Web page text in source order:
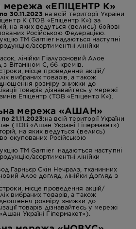
мережа «ЕПІЦЕНТР К»
30.11.2023 на всій території України
К (ТОВ «Епіцентр К») за
на яких ведуться (велись) бойові
Російською Федерацією.
ТМ Garnier надаються наступні
асортиментні лінійки
лінійки Гіалуроновий Алое
Вітаміном С, бб-кремів.
місце проведення акцій/
вибраних товарів, а також
розміру знижки до
товарів дізнавайтесь у мережі
Епіцентр (ТОВ «Епіцентр К»).
мережа «АШАН»
21.11.2023:на всій території України
(ТОВ «Ашан Україні Гіпермакет»)
на яких ведуться (велись)
окупованих Російською
ТМ Garnier надаються наступні
асортиментні лінійки
Гарньєр Скін Нечралз, тканинних
Алое догляд, лінійки Догляд з
місце проведення акцій/
вибраних товарів, а також
розміру знижки до
товарів дізнавайтесь у мережі
Україні Гіпермакет»).